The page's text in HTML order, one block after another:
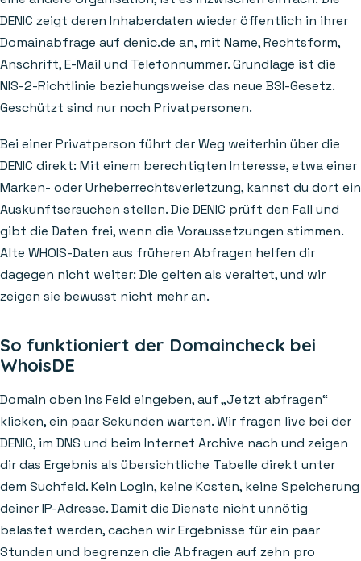
DENIC zeigt deren Inhaberdaten wieder öffentlich in ihrer
Domainabfrage auf denic.de an, mit Name, Rechtsform,
Anschrift, E-Mail und Telefonnummer. Grundlage ist die
NIS-2-Richtlinie beziehungsweise das neue BSI-Gesetz.
Geschützt sind nur noch Privatpersonen.
Bei einer Privatperson führt der Weg weiterhin über die
DENIC direkt: Mit einem berechtigten Interesse, etwa einer
Marken- oder Urheberrechtsverletzung, kannst du dort ein
Auskunftsersuchen stellen. Die DENIC prüft den Fall und
gibt die Daten frei, wenn die Voraussetzungen stimmen.
Alte WHOIS-Daten aus früheren Abfragen helfen dir
dagegen nicht weiter: Die gelten als veraltet, und wir
zeigen sie bewusst nicht mehr an.
So funktioniert der Domaincheck bei
WhoisDE
Domain oben ins Feld eingeben, auf „Jetzt abfragen“
klicken, ein paar Sekunden warten. Wir fragen live bei der
DENIC, im DNS und beim Internet Archive nach und zeigen
dir das Ergebnis als übersichtliche Tabelle direkt unter
dem Suchfeld. Kein Login, keine Kosten, keine Speicherung
deiner IP-Adresse. Damit die Dienste nicht unnötig
belastet werden, cachen wir Ergebnisse für ein paar
Stunden und begrenzen die Abfragen auf zehn pro